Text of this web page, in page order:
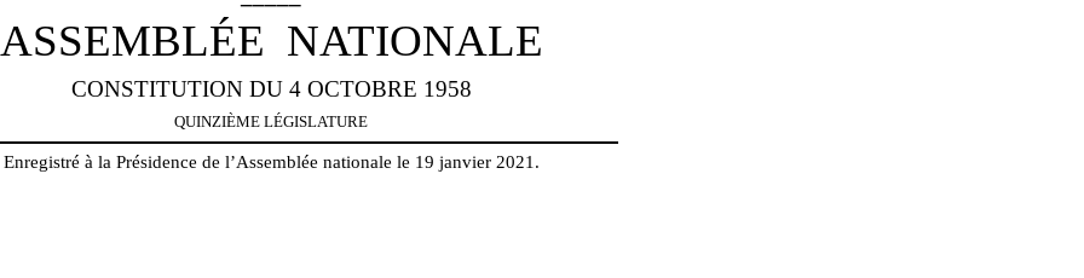
ASSEMBLÉE NATIONALE
CONSTITUTION DU 4 OCTOBRE 1958
QUINZIÈME LÉGISLATURE
Enregistré à la Présidence de l’Assemblée nationale le 19 janvier 2021.